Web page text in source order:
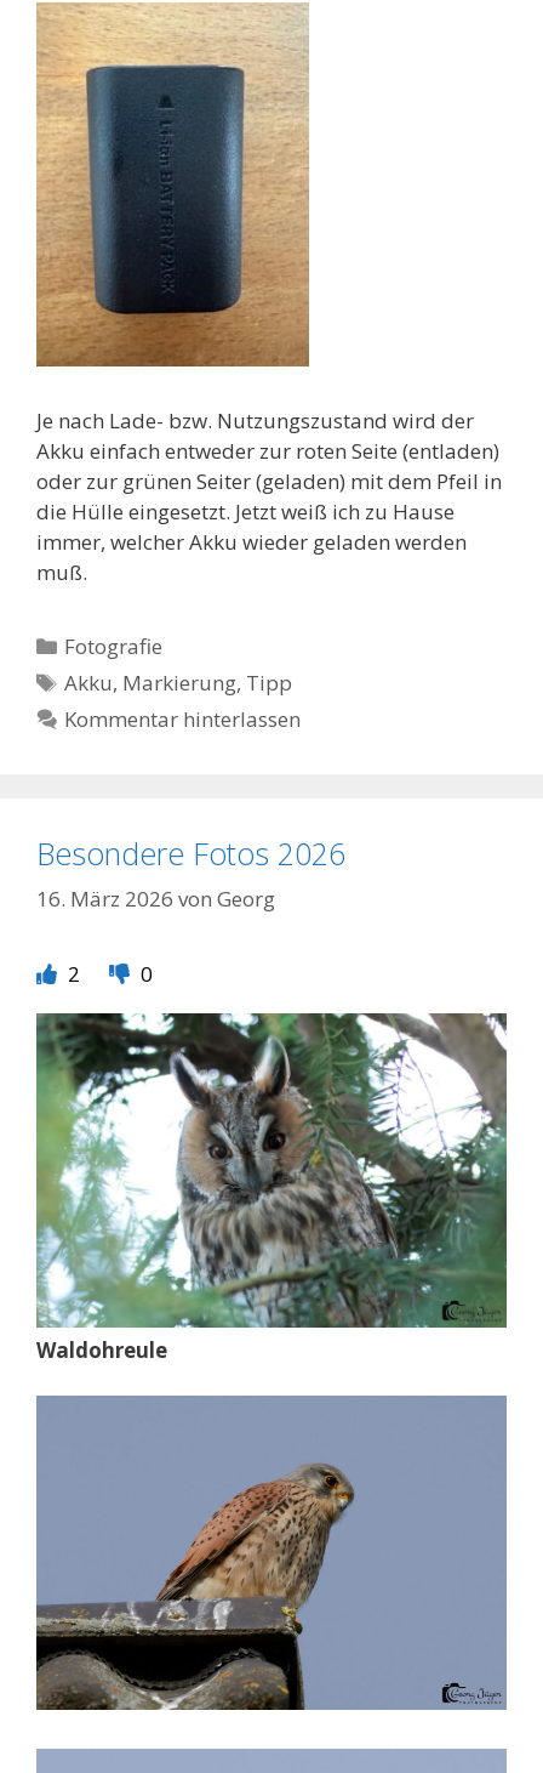
Je nach Lade- bzw. Nutzungszustand wird der
Akku einfach entweder zur roten Seite (entladen)
oder zur grünen Seiter (geladen) mit dem Pfeil in
die Hülle eingesetzt. Jetzt weiß ich zu Hause
immer, welcher Akku wieder geladen werden
muß.
Kategorien
Fotografie
Schlagwörter
Akku, Markierung, Tipp
Kommentar hinterlassen
Besondere Fotos 2026
16. März 2026 von Georg
2 0
Waldohreule